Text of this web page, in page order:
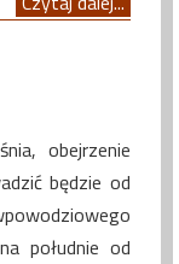
obejrzenie
będzie od
południe od